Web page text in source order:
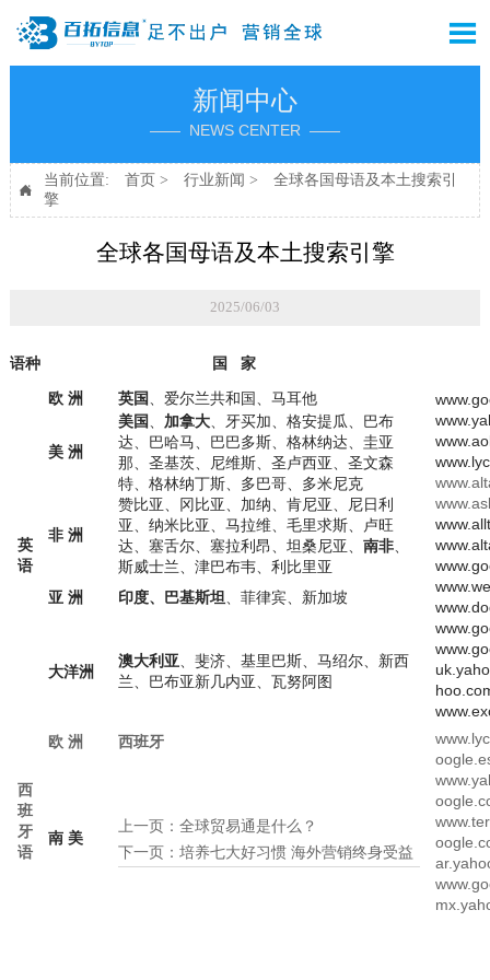

新闻中心
—— NEWS CENTER ——

当前位置: 首页 > 行业新闻 >
全球各国母语及本土搜索引
擎
全球各国母语及本土搜索引擎
2025/06/03
语种 国 家
英
语
欧 洲 英国 、爱尔兰共和国、马耳他
美 洲
美国 、 加拿大、牙买加、格安提瓜、巴布
达、巴哈马、巴巴多斯、格林纳达、圭亚
那、圣基茨、尼维斯、圣卢西亚、圣文森
特、格林纳丁斯、多巴哥、多米尼克
非 洲
赞比亚、冈比亚、加纳、肯尼亚、尼日利
亚、纳米比亚、马拉维、毛里求斯、卢旺
达、塞舌尔、塞拉利昂、坦桑尼亚、 南非、
斯威士兰、津巴布韦、利比里亚
亚 洲
印度、巴基斯坦、菲律宾、新加坡
大洋洲
澳大利亚、斐济、基里巴斯、马绍尔、新西
兰、巴布亚新几内亚、瓦努阿图
西
班
牙
语
欧 洲 西班牙
南 美
上一页： 全球贸易通是什么？
下一页： 培养七大好习惯 海外营销终身受益